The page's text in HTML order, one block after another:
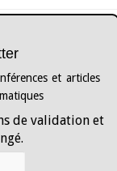
et articles
de validation et